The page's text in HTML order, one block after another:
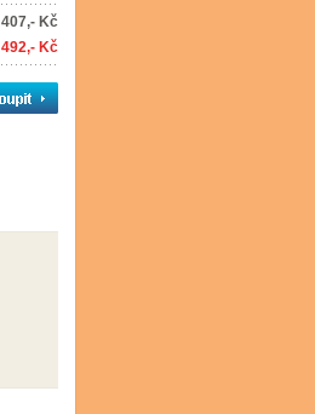
407,- Kč
492,- Kč